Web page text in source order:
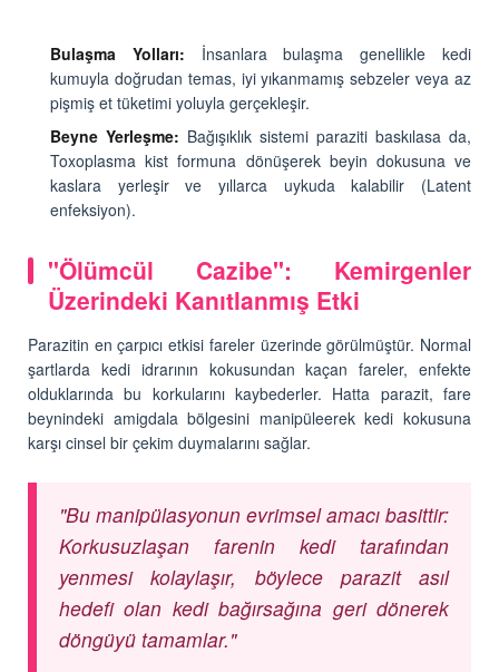
Bulaşma Yolları: İnsanlara bulaşma genellikle kedi
kumuyla doğrudan temas, iyi yıkanmamış sebzeler veya az
pişmiş et tüketimi yoluyla gerçekleşir.
Beyne Yerleşme: Bağışıklık sistemi paraziti baskılasa da,
Toxoplasma kist formuna dönüşerek beyin dokusuna ve
kaslara yerleşir ve yıllarca uykuda kalabilir (Latent
enfeksiyon).
"Ölümcül Cazibe": Kemirgenler
Üzerindeki Kanıtlanmış Etki
Parazitin en çarpıcı etkisi fareler üzerinde görülmüştür. Normal
şartlarda kedi idrarının kokusundan kaçan fareler, enfekte
olduklarında bu korkularını kaybederler. Hatta parazit, fare
beynindeki amigdala bölgesini manipüleerek kedi kokusuna
karşı cinsel bir çekim duymalarını sağlar.
"Bu manipülasyonun evrimsel amacı basittir:
Korkusuzlaşan farenin kedi tarafından
yenmesi kolaylaşır, böylece parazit asıl
hedefi olan kedi bağırsağına geri dönerek
döngüyü tamamlar."